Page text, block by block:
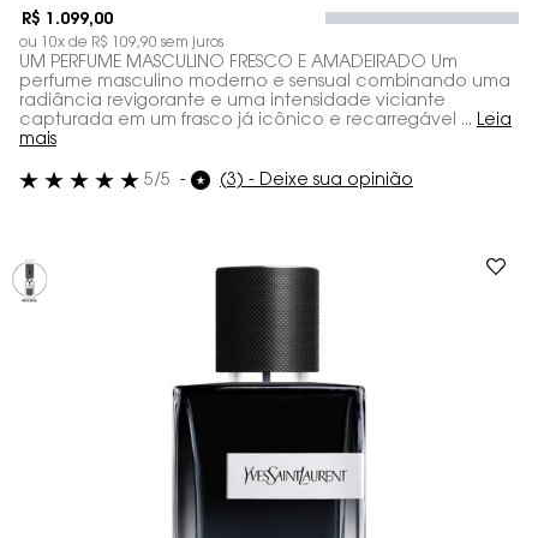
R$ 1.099,00
ou 10x de R$ 109,90 sem juros
UM PERFUME MASCULINO FRESCO E AMADEIRADO Um
perfume masculino moderno e sensual combinando uma
radiância revigorante e uma intensidade viciante
capturada em um frasco já icônico e recarregável ... Leia
mais
5/5 (3) - Deixe sua opinião